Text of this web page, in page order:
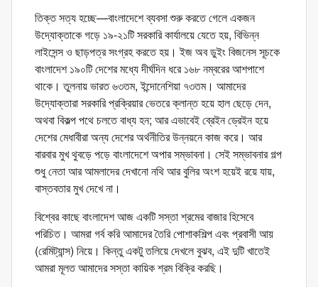
তিক্ত সত্য হচ্ছে—বাংলাদেশে ব্যবসা শুরু করতে গেলে একজন
উদ্যোক্তাকে গড়ে ১৯-২১টি সরকারি কার্যালয়ে যেতে হয়, বিভিন্ন
লাইসেন্স ও ছাড়পত্র সংগ্রহ করতে হয়। ইজ অব ডুইং বিজনেস সূচকে
বাংলাদেশ ১৯০টি দেশের মধ্যে দীর্ঘদিন ধরে ১৬৮ নম্বরের আশপাশে
থাকে। তুলনায় ভারত ৬৩তম, ইন্দোনেশিয়া ৭৩তম। আমাদের
উদ্যোক্তারা সরকারি প্রক্রিয়ার ভেতরে ক্লান্ত হয়ে হাল ছেড়ে দেন,
অথবা বিকল্প পথে চলতে বাধ্য হন; আর এভাবেই ব্রেইন ড্রেইন হয়ে
দেশের মেধাবীরা অন্য দেশের অর্থনীতির উন্নয়নে কাজ করে। আর
বারবার মুখ থুবড়ে পড়ে বাংলাদেশে অপার সম্ভাবনা। সেই সম্ভাবনার গল্প
শুধু নেতা আর আমলাদের দেখানো নথি আর বুলির অংশ হয়েই রয়ে যায়,
বাস্তবতার মুখ দেখে না।
বিশ্বের কাছে বাংলাদেশ আজ একটি সস্তা শ্রমের বাজার হিসেবে
পরিচিত। আমরা গর্ব করি আমাদের তৈরি পোশাকশিল্প এবং প্রবাসী আয়
(রেমিট্যান্স) নিয়ে। কিন্তু একটু তলিয়ে দেখলে বুঝব, এই দুটি খাতেই
আমরা মূলত আমাদের সস্তা কায়িক শ্রম বিক্রি করছি।